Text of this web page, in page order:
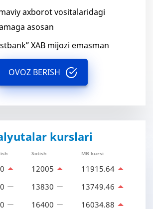
axborot vositalaridagi
asosan
XAB mijozi emasman
OVOZ BERISH
kurslari
Sotish MB kursi
12005 11915.64
13830 13749.46
16400 16034.88